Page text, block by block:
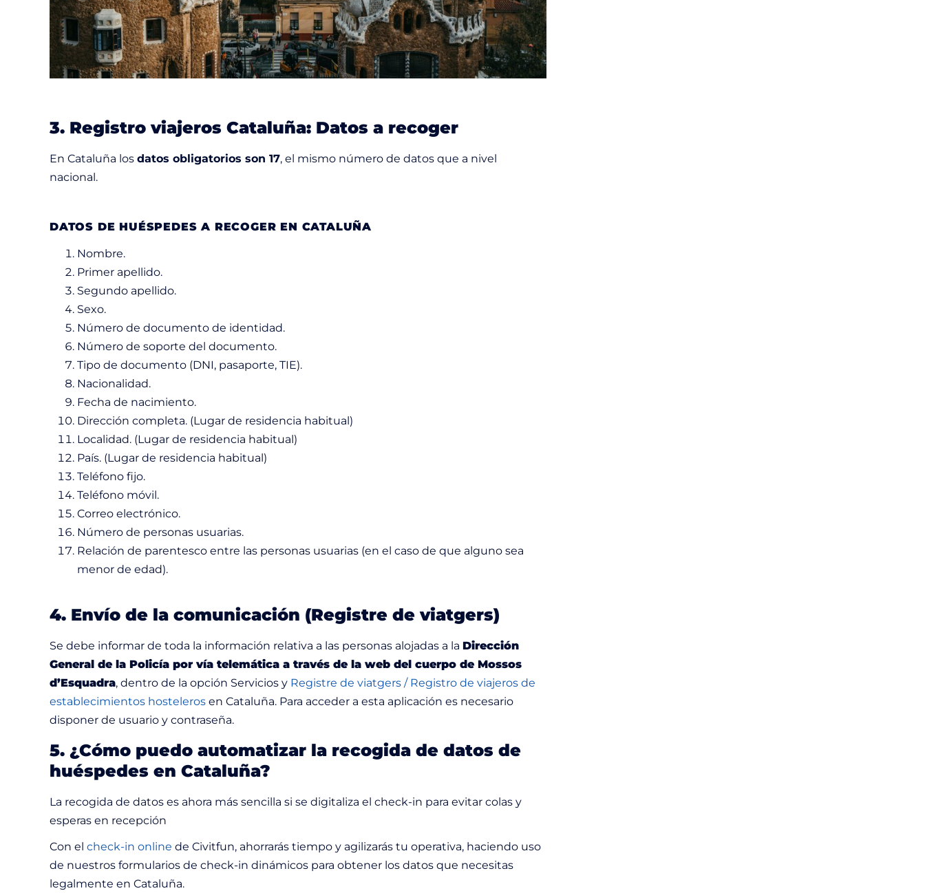
3. Registro viajeros Cataluña: Datos a recoger
En Cataluña los datos obligatorios son 17, el mismo número de datos que a nivel
nacional.
DATOS DE HUÉSPEDES A RECOGER EN CATALUÑA
Nombre.
Primer apellido.
Segundo apellido.
Sexo.
Número de documento de identidad.
Número de soporte del documento.
Tipo de documento (DNI, pasaporte, TIE).
Nacionalidad.
Fecha de nacimiento.
Dirección completa. (Lugar de residencia habitual)
Localidad. (Lugar de residencia habitual)
País. (Lugar de residencia habitual)
Teléfono fijo.
Teléfono móvil.
Correo electrónico.
Número de personas usuarias.
Relación de parentesco entre las personas usuarias (en el caso de que alguno sea
menor de edad).
4. Envío de la comunicación (Registre de viatgers)
Se debe informar de toda la información relativa a las personas alojadas a la Dirección
General de la Policía por vía telemática a través de la web del cuerpo de Mossos
d’Esquadra, dentro de la opción Servicios y Registre de viatgers / Registro de viajeros de
establecimientos hosteleros en Cataluña. Para acceder a esta aplicación es necesario
disponer de usuario y contraseña.
5. ¿Cómo puedo automatizar la recogida de datos de
huéspedes en Cataluña?
La recogida de datos es ahora más sencilla si se digitaliza el check-in para evitar colas y
esperas en recepción
Con el check-in online de Civitfun, ahorrarás tiempo y agilizarás tu operativa, haciendo uso
de nuestros formularios de check-in dinámicos para obtener los datos que necesitas
legalmente en Cataluña.